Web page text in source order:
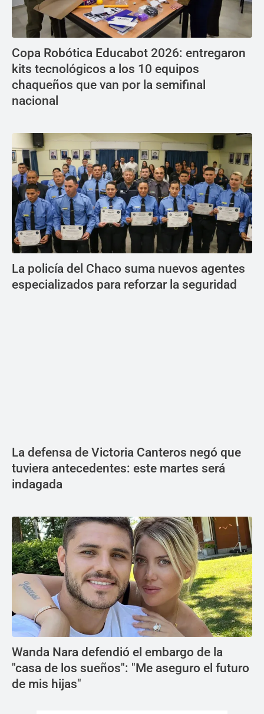
Copa Robótica Educabot 2026: entregaron
kits tecnológicos a los 10 equipos
chaqueños que van por la semifinal
nacional
La policía del Chaco suma nuevos agentes
especializados para reforzar la seguridad
La defensa de Victoria Canteros negó que
tuviera antecedentes: este martes será
indagada
Wanda Nara defendió el embargo de la
"casa de los sueños": "Me aseguro el futuro
de mis hijas"